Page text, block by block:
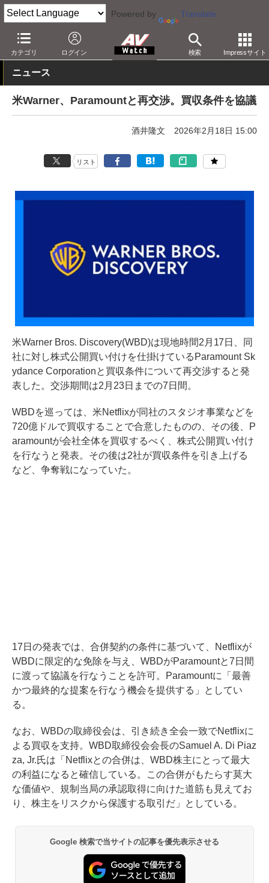
Powered by Translate
カテゴリ ログイン 検索 Impressサイト
AV Watch 動向 業界動向 経営/IR
ニュース
米Warner、Paramountと再交渉。買収条件を協議
酒井隆文 2026年2月18日 15:00
リスト
米Warner Bros. Discovery(WBD)は現地時間2月17日、同
社に対し株式公開買い付けを仕掛けているParamount Sk
ydance Corporationと買収条件について再交渉すると発
表した。交渉期間は2月23日までの7日間。
WBDを巡っては、米Netflixが同社のスタジオ事業などを
720億ドルで買収することで合意したものの、その後、P
aramountが会社全体を買収するべく、株式公開買い付け
を行なうと発表。その後は2社が買収条件を引き上げる
など、争奪戦になっていた。
17日の発表では、合併契約の条件に基づいて、Netflixが
WBDに限定的な免除を与え、WBDがParamountと7日間
に渡って協議を行なうことを許可。Paramountに「最善
かつ最終的な提案を行なう機会を提供する」としてい
る。
なお、WBDの取締役会は、引き続き全会一致でNetflixに
よる買収を支持。WBD取締役会会長のSamuel A. Di Piaz
za, Jr.氏は「Netflixとの合併は、WBD株主にとって最大
の利益になると確信している。この合併がもたらす莫大
な価値や、規制当局の承認取得に向けた道筋も見えてお
り、株主をリスクから保護する取引だ」としている。
Google 検索で当サイトの記事を優先表示させる